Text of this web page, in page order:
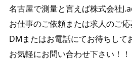
名古屋で測量と言えば株式会社
お仕事のご依頼または求人のご
DMまたはお電話にてお待ちして
お気軽にお問い合わせ下さい！！